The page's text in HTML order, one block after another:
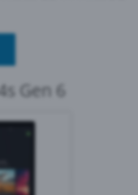
Aktion Lenovo
Gen 6